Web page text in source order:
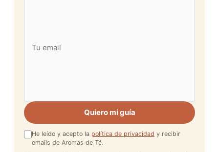
Quiero mi guía
He leído y acepto la política de privacidad y recibir
emails de Aromas de Té.